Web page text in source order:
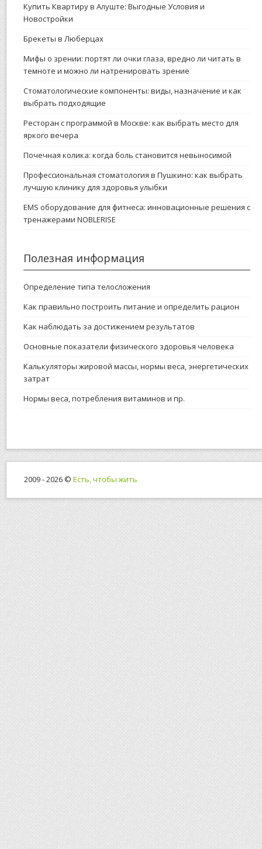
Купить Квартиру в Алуште: Выгодные Условия и
Новостройки
Брекеты в Люберцах
Мифы о зрении: портят ли очки глаза, вредно ли читать в
темноте и можно ли натренировать зрение
Стоматологические компоненты: виды, назначение и как
выбрать подходящие
Ресторан с программой в Москве: как выбрать место для
яркого вечера
Почечная колика: когда боль становится невыносимой
Профессиональная стоматология в Пушкино: как выбрать
лучшую клинику для здоровья улыбки
EMS оборудование для фитнеса: инновационные решения с
тренажерами NOBLERISE
Полезная информация
Определение типа телосложения
Как правильно построить питание и определить рацион
Как наблюдать за достижением результатов
Основные показатели физического здоровья человека
Калькуляторы жировой массы, нормы веса, энергетических
затрат
Нормы веса, потребления витаминов и пр.
2009 - 2026 © Есть, чтобы жить